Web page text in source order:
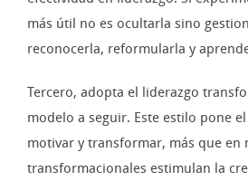
más útil no es ocultarla sino
reconocerla, reformularla y
Tercero, adopta el liderazgo
modelo a seguir. Este estilo pone
motivar y transformar, más que en
transformacionales estimulan la